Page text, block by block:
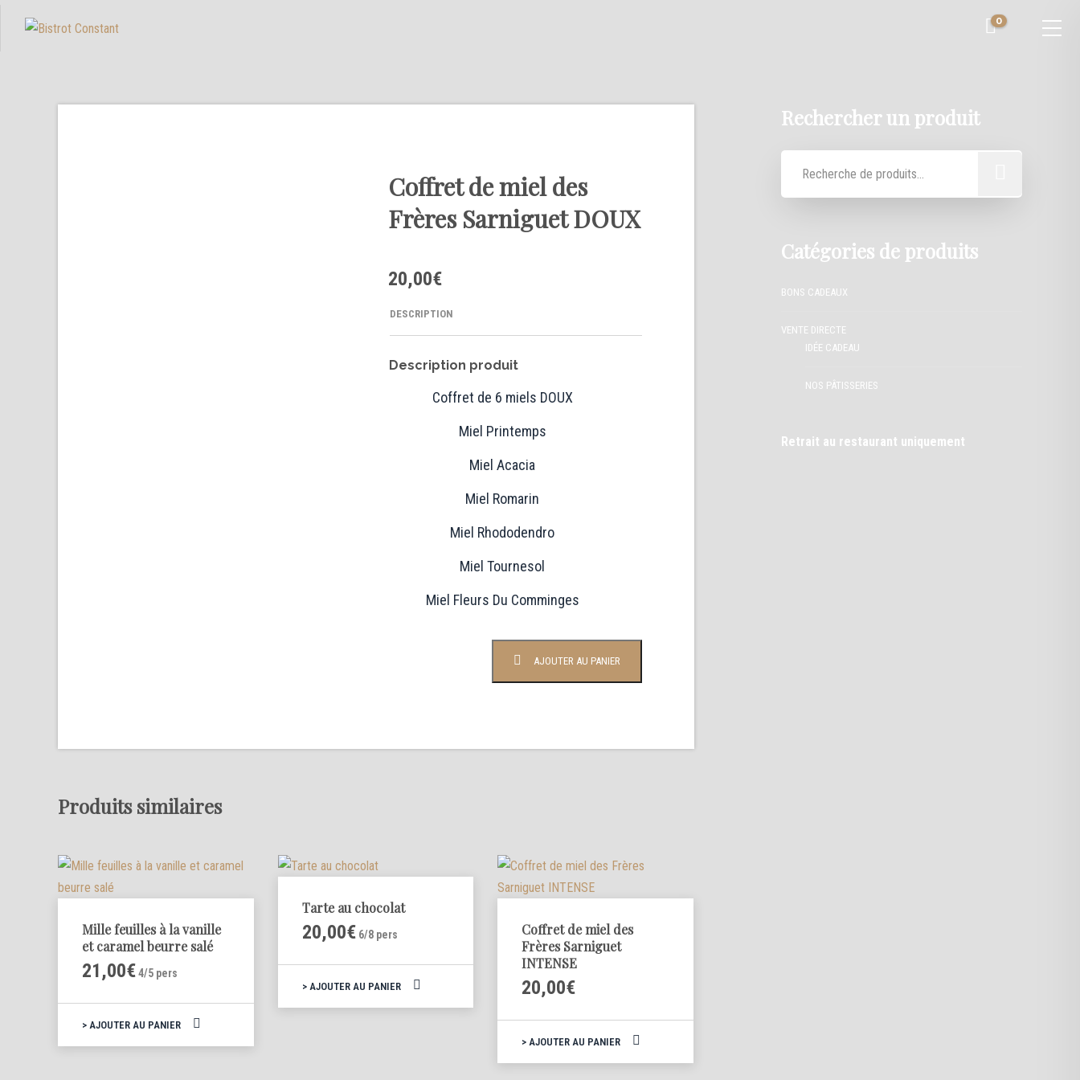
0
Coffret de miel des
Frères Sarniguet DOUX
20,00€
DESCRIPTION
Description produit
Coffret de 6 miels DOUX
Miel Printemps
Miel Acacia
Miel Romarin
Miel Rhododendro
Miel Tournesol
Miel Fleurs Du Comminges
AJOUTER AU PANIER
Produits similaires
Mille feuilles à la vanille
et caramel beurre salé
21,00€4/5 pers
AJOUTER AU PANIER
Tarte au chocolat
20,00€ 6/8 pers
AJOUTER AU PANIER
Coffret de miel des
Frères Sarniguet
INTENSE
20,00€
AJOUTER AU PANIER
Rechercher un produit
Catégories de produits
BONS CADEAUX
VENTE DIRECTE
IDÉE CADEAU
NOS PÂTISSERIES
Retrait au restaurant uniquement